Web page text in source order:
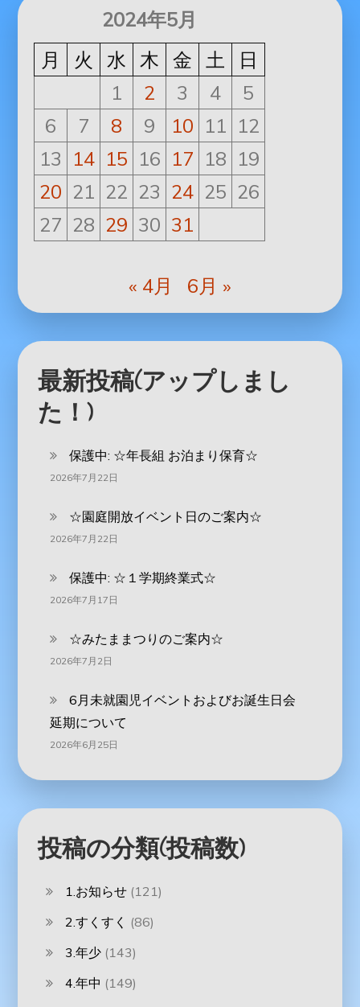
2024年5月
月
火 水 木 金 土
日
1
2 3 4
5
6
7 8 9 10 11 12
13 14 15 16 17 18 19
20 21 22 23 24 25 26
27 28 29 30 31
« 4月 6月 »
最新投稿(アップしまし
た！)
保護中: ‪☆年長組 お泊まり保育☆
2026年7月22日
☆園庭開放イベント日のご案内☆
2026年7月22日
保護中: ☆１学期終業式☆
2026年7月17日
☆みたままつりのご案内☆
2026年7月2日
6月未就園児イベントおよびお誕生日会
延期について
2026年6月25日
投稿の分類(投稿数)
1.お知らせ (121)
2.すくすく (86)
3.年少 (143)
4.年中 (149)